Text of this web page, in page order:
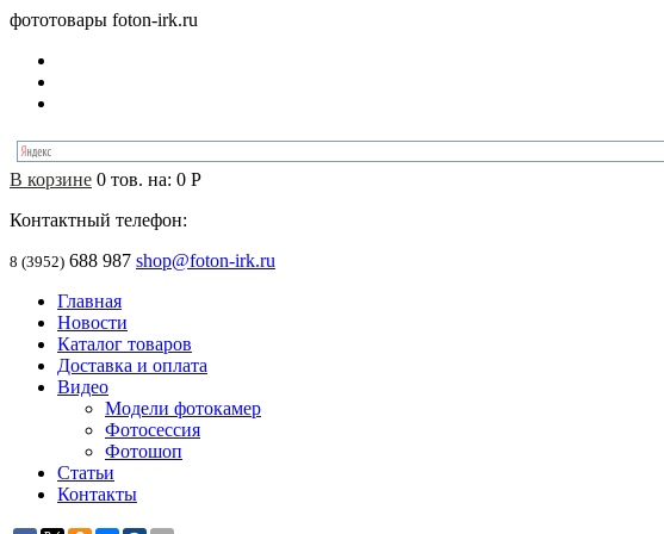
фототовары foton-irk.ru
В корзине 0 тов. на: 0 Р
Контактный телефон:
8 (3952) 688 987 shop@foton-irk.ru
Главная
Новости
Каталог товаров
Доставка и оплата
Видео
Модели фотокамер
Фотосессия
Фотошоп
Статьи
Контакты